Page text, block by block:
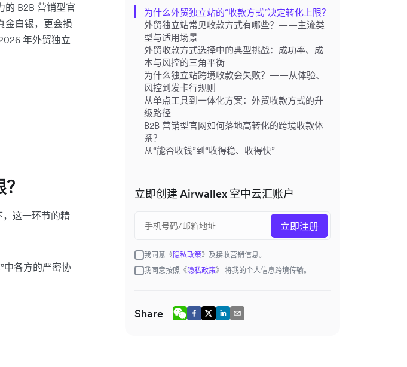
的 B2B 营销型官
金白银，更会损
年外贸独立
，这一环节的精
中各方的严密协
为什么外贸独立站的“收款方式”决定转化上限？
外贸独立站常见收款方式有哪些？——主流类
型与适用场景
外贸收款方式选择中的典型挑战：成功率、成
本与风控的三角平衡
为什么独立站跨境收款会失败？——从体验、
风控到发卡行规则
从单点工具到一体化方案：外贸收款方式的升
级路径
B2B 营销型官网如何落地高转化的跨境收款体
系？
从“能否收钱”到“收得稳、收得快”
立即创建 Airwallex 空中云汇账户
立即注册
我同意《隐私政策》及接收营销信息。
我同意按照《隐私政策》 将我的个人信息跨境传输。
Share